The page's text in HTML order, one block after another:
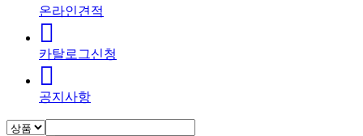
온라인견적
카탈로그신청
공지사항